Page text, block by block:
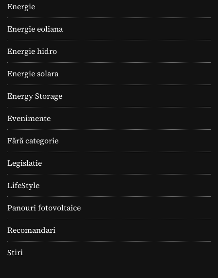
Energie
Energie eoliana
Energie hidro
Energie solara
Energy Storage
Evenimente
Fără categorie
Legislatie
LifeStyle
Panouri fotovoltaice
Recomandari
Stiri